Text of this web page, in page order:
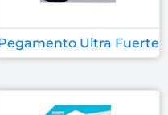
Ultra Fuerte